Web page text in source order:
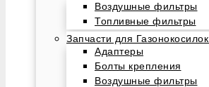
Воздушные фильтры
Топливные фильтры
Запчасти для Газонокосилок
Адаптеры
Болты крепления
Воздушные фильтры